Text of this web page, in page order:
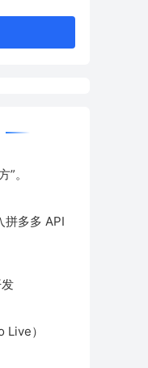
。
拼多多 API
）